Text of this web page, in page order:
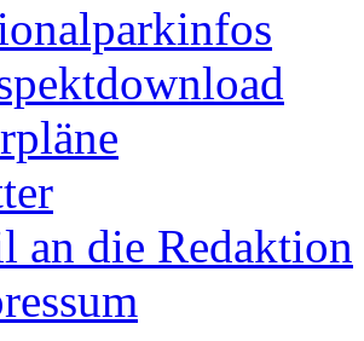
an die Redaktion